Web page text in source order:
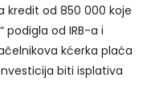
kredit od 850 000 koje
podigla od IRB-a i
kćerka plaća
biti isplativa